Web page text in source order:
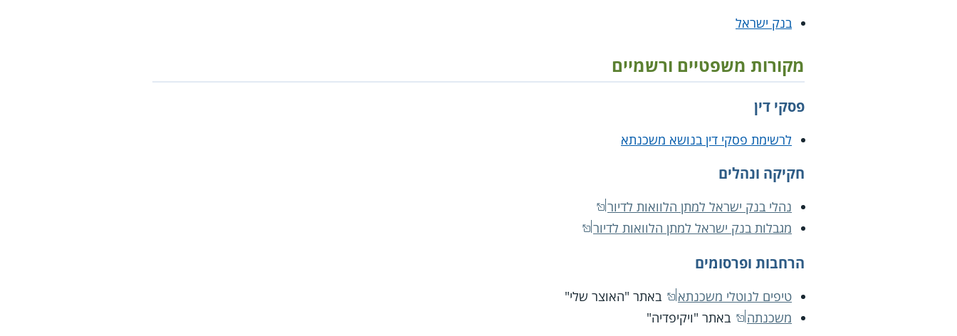
בנק ישראל
מקורות משפטיים ורשמיים
פסקי דין
לרשימת פסקי דין בנושא משכנתא
חקיקה ונהלים
נהלי בנק ישראל למתן הלוואות לדיור
מגבלות בנק ישראל למתן הלוואות לדיור
הרחבות ופרסומים
טיפים לנוטלי משכנתא
באתר "האוצר שלי"
משכנתה
באתר "ויקיפדיה"